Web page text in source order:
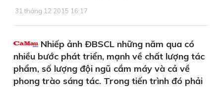
31 tháng 12 2015 16:17
Nhiếp ảnh ÐBSCL những năm qua có
nhiều bước phát triển, mạnh về chất lượng tác
phẩm, số lượng đội ngũ cầm máy và cả về
phong trào sáng tác. Trong tiến trình đó phải